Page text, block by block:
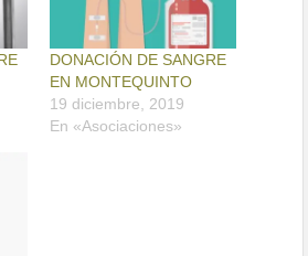
DONACIÓN DE SANGRE
EN MONTEQUINTO
19 diciembre, 2019
En «Asociaciones»